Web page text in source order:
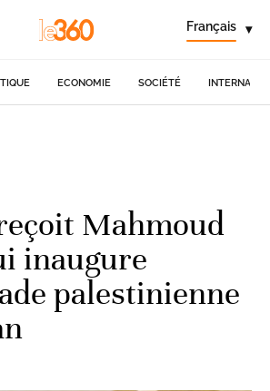
Français ▾
ECONOMIE SOCIÉTÉ
Mahmoud
inaugure
palestinienne